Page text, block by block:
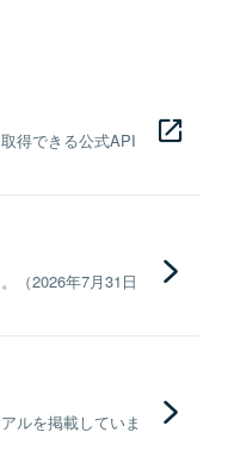
得できる公式API
（2026年7月31日
ルを掲載していま